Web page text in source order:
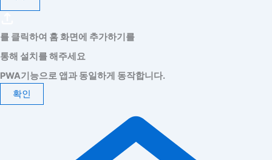
를 클릭하여 홈 화면에 추가하기를
통해 설치를 해주세요
PWA기능으로 앱과 동일하게 동작합니다.
확인